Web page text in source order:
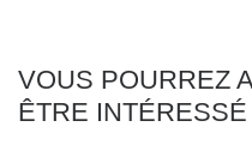
VOUS POURREZ
ÊTRE INTÉRESSÉ